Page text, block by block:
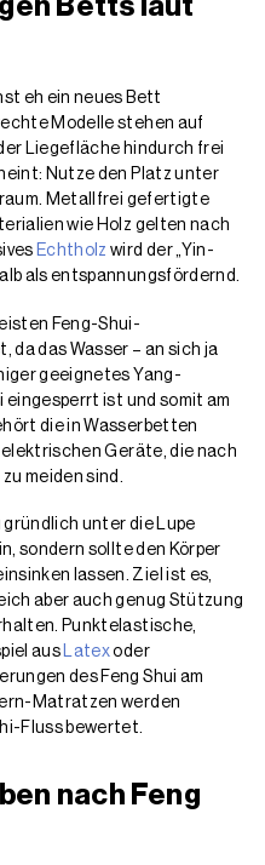
eh ein neues Bett
Modelle stehen auf
Liegefläche hindurch frei
Nutze den Platz unter
Metallfrei gefertigte
wie Holz gelten nach
Echtholz wird der „Yin-
als entspannungsfördernd.
Feng-Shui-
das Wasser – an sich ja
geeignetes Yang-
eingesperrt ist und somit am
die in Wasserbetten
Geräte, die nach
meiden sind.
unter die Lupe
sondern sollte den Körper
lassen. Ziel ist es,
aber auch genug Stützung
Punktelastische,
aus Latexoder
des Feng Shui am
Matratzen werden
Fluss bewertet.
nach Feng